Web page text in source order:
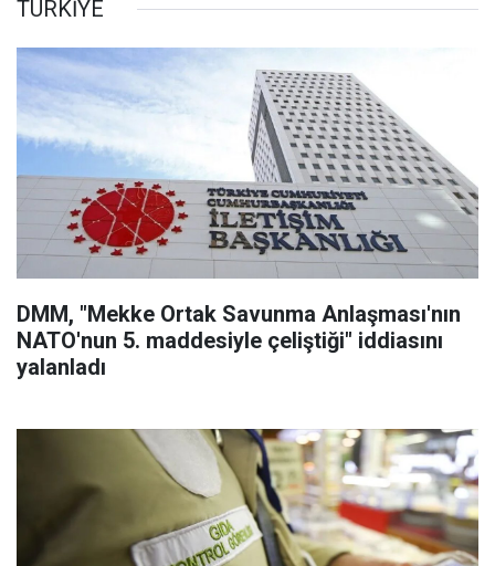
TÜRKİYE
DMM, "Mekke Ortak Savunma Anlaşması'nın
NATO'nun 5. maddesiyle çeliştiği" iddiasını
yalanladı